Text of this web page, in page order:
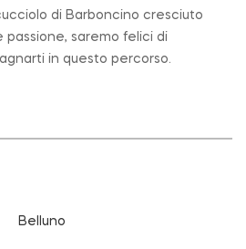
di Barboncino cresciuto
saremo felici di
in questo percorso.
Belluno